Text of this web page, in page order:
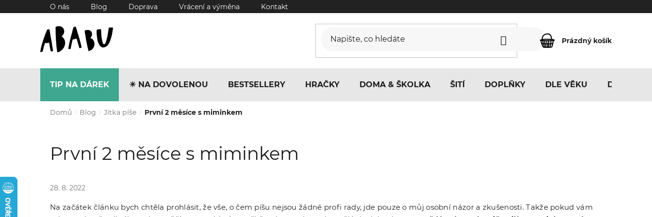
na
O nás Blog Doprava Vrácení a výměna Kontakt
Prázdný košík
TIP NA DÁREK ☀︎ NA DOVOLENOU BESTSELLERY HRAČKY DOMA & ŠKOLKA ŠITÍ DOPLŇKY DLE VĚKU DLE
Domů Blog Jitka píše První 2 měsíce s miminkem
První 2 měsíce s miminkem
28. 8. 2022
Na začátek článku bych chtěla prohlásit, že vše, o čem píšu nejsou žádné profi rady, jde pouze o můj osobní názor a zkušenosti. Takže pokud vám